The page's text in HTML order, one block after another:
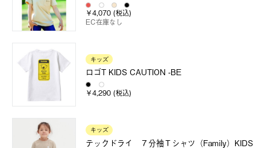
￥4,070 (税込)
EC在庫なし
キッズ
ロゴT KIDS CAUTION -BE
￥4,290 (税込)
キッズ
テックドライ ７分袖Ｔシャツ（Family）KIDS